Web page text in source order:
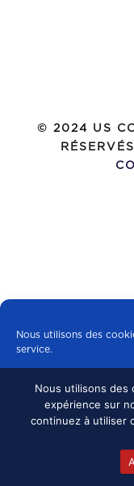
Nous utilisons des
service.
© 2024 US
Nous utilisons des
expérience sur
continuez à utiliser